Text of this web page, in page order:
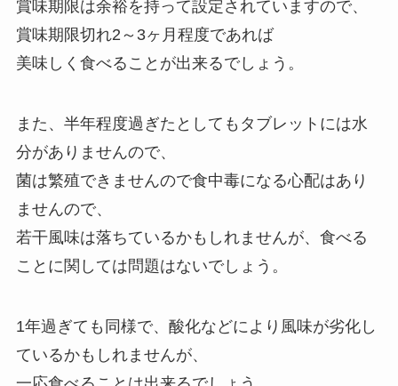
賞味期限は余裕を持って設定されていますので、
賞味期限切れ2～3ヶ月程度であれば
美味しく食べることが出来るでしょう。
また、半年程度過ぎたとしてもタブレットには水
分がありませんので、
菌は繁殖できませんので食中毒になる心配はあり
ませんので、
若干風味は落ちているかもしれませんが、食べる
ことに関しては問題はないでしょう。
1年過ぎても同様で、酸化などにより風味が劣化し
ているかもしれませんが、